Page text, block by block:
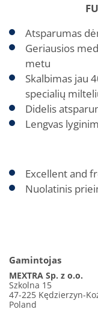
Atsparumas
Geriausios
metu
Skalbimas jau
specialių
Didelis
Lengvas
Excellent and
Nuolatinis
Gamintojas
MEXTRA Sp. z o.o.
Szkolna 15
47-225 Kędzierzyn-
Poland